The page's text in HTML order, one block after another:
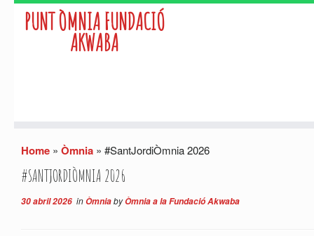
to
content
PUNT ÒMNIA FUNDACIÓ
AKWABA
Home » Òmnia » #SantJordiÒmnia 2026
#SANTJORDIÒMNIA 2026
30 abril 2026 inÒmniabyÒmnia a la Fundació Akwaba